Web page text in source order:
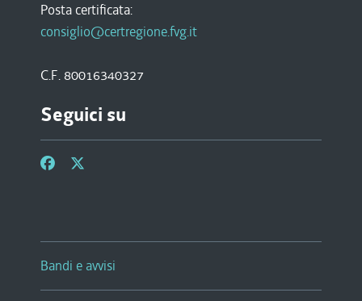
Posta certificata:
consiglio@certregione.fvg.it
C.F. 80016340327
Seguici su
Bandi e avvisi